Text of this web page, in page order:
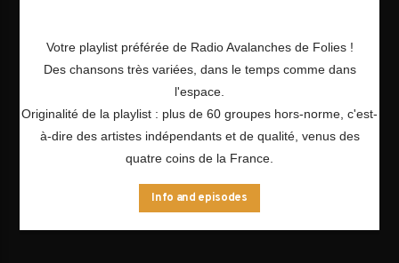
Votre playlist préférée de Radio Avalanches de Folies !
Des chansons très variées, dans le temps comme dans
l'espace.
Originalité de la playlist : plus de 60 groupes hors-norme, c'est-
à-dire des artistes indépendants et de qualité, venus des
quatre coins de la France.
Info and episodes